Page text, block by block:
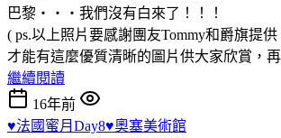
巴黎‧‧‧我們沒有白來了！！！
( ps.以上照片要感謝團友Tommy和爵旗提供
才能有這麼優質清晰的圖片供大家欣賞，
繼續閱讀
16年前
♥法國蜜月Day8♥奧塞美術館